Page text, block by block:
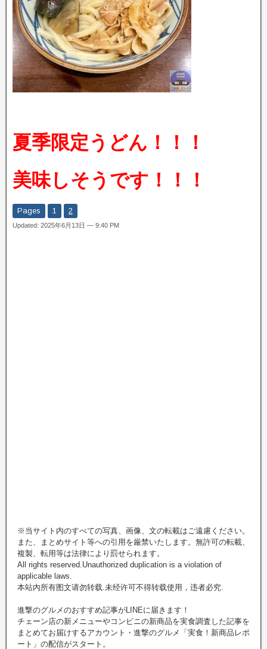
夏季限定うどん！！！
美味しそうです！！！
Pages 1 2
Updated: 2025年6月13日 — 9:40 PM
※当サイト内のすべての写真、画像、文の転載はご遠慮ください。
また、まとめサイト等への引用を厳禁いたします。無許可の転載、
複製、転用等は法律により罰せられます。
All rights reserved.Unauthorized duplication is a violation of
applicable laws.
本站內所有图文请勿转载.未经许可不得转载使用，违者必究.
進撃のグルメのおすすめ記事がLINEに届きます！
チェーン店の新メニューやコンビニの新商品を実食調査した記事を
まとめてお届けするアカウント・進撃のグルメ「実食！新商品レポ
ート」の配信がスタート。